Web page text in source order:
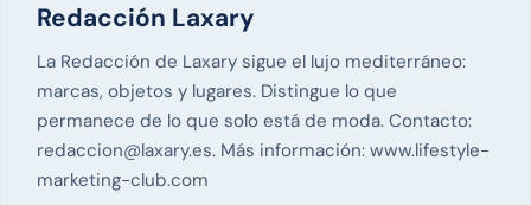
Redacción Laxary
La Redacción de Laxary sigue el lujo mediterráneo:
marcas, objetos y lugares. Distingue lo que
permanece de lo que solo está de moda. Contacto:
redaccion@laxary.es. Más información:www.lifestyle-
marketing-club.com